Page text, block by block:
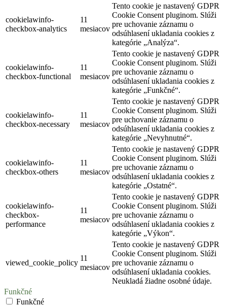
cookielawinfo-
checkbox-analytics
11
mesiacov
Tento cookie je nastavený GDPR
Cookie Consent pluginom. Slúži
pre uchovanie záznamu o
odsúhlasení ukladania cookies z
kategórie „Analýza“.
cookielawinfo-
checkbox-functional
11
mesiacov
Tento cookie je nastavený GDPR
Cookie Consent pluginom. Slúži
pre uchovanie záznamu o
odsúhlasení ukladania cookies z
kategórie „Funkčné“.
cookielawinfo-
checkbox-necessary
11
mesiacov
Tento cookie je nastavený GDPR
Cookie Consent pluginom. Slúži
pre uchovanie záznamu o
odsúhlasení ukladania cookies z
kategórie „Nevyhnutné“.
cookielawinfo-
checkbox-others
11
mesiacov
Tento cookie je nastavený GDPR
Cookie Consent pluginom. Slúži
pre uchovanie záznamu o
odsúhlasení ukladania cookies z
kategórie „Ostatné“.
cookielawinfo-
checkbox-
performance
11
mesiacov
Tento cookie je nastavený GDPR
Cookie Consent pluginom. Slúži
pre uchovanie záznamu o
odsúhlasení ukladania cookies z
kategórie „Výkon“.
viewed_cookie_policy
11
mesiacov
Tento cookie je nastavený GDPR
Cookie Consent pluginom. Slúži
pre uchovanie záznamu o
odsúhlasení ukladania cookies.
Neukladá žiadne osobné údaje.
Funkčné
Funkčné